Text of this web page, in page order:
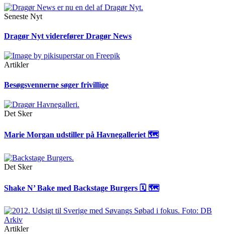
Seneste Nyt
Dragør Nyt viderefører Dragør News
Artikler
Besøgsvennerne søger frivillige
Det Sker
Marie Morgan udstiller på Havnegalleriet 🗺
Det Sker
Shake N’ Bake med Backstage Burgers 🗓 🗺
Artikler